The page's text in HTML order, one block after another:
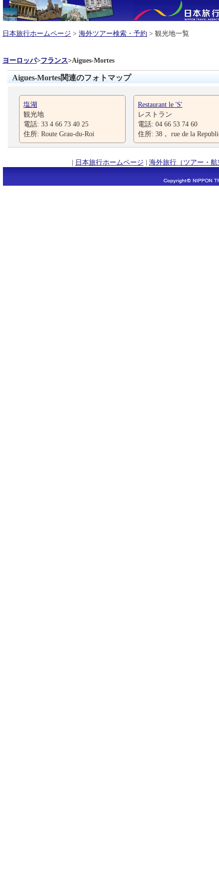
日本旅行ホームページ > 海外ツアー検索・予約 > 観光地一覧
ヨーロッパ>フランス>Aigues-Mortes
Aigues-Mortes関連のフォトマップ
塩湖
観光地
電話: 33 4 66 73 40 25
住所: Route Grau-du-Roi
Restaurant le 'S'
レストラン
電話: 04 66 53 74 60
住所: 38， rue de la
| 日本旅行ホームページ | 海外旅行（ツアー・航